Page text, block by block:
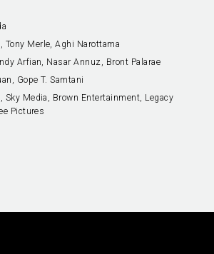
Tony Merle, Aghi Narottama
Arfian, Nasar Annuz, Bront Palarae
Gope T. Samtani
Sky Media, Brown Entertainment, Legacy
Pictures